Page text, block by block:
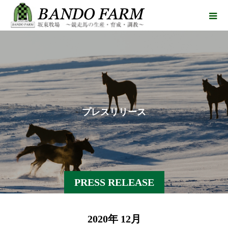
PRESS RELEASE
プレスリリース
2020年 12月